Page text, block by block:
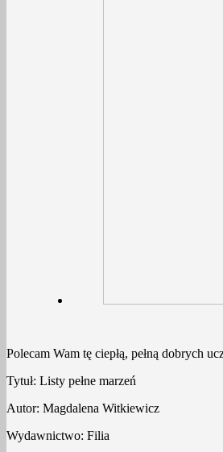
Polecam Wam tę ciepłą, pełną dobrych
Tytuł: Listy pełne marzeń
Autor: Magdalena Witkiewicz
Wydawnictwo: Filia